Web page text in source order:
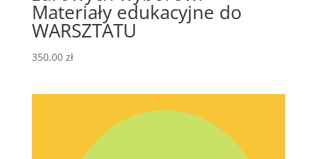
Materiały edukacyjne do
WARSZTATU
350,00 zł